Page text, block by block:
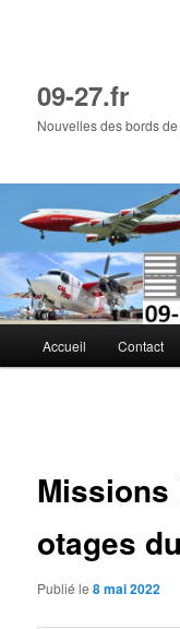
09-27.fr
Nouvelles des bords
principal
Accueil Contact
Missions
otages
Publié le8 mai 2022